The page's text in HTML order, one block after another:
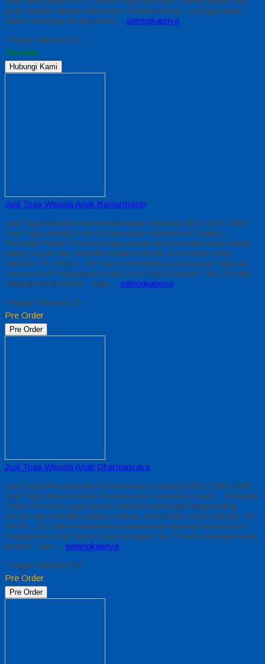
gram dauble dilapisi bahan bsy medali wisuda : menggunakan
bahan kuningan di etsa serta… selengkapnya
*Harga Hubungi CS
Tersedia
Hubungi Kami
Jual Toga Wisuda Anak Banjarmasin
Jual Toga Wisuda Anak Banjarmasin Hubungi 0812-2282-1060
Jual Toga Wisuda Anak Banjarmasin Kalimantan Selatan –
Temukan Paket Promosi toga wisuda anak komplet pada harga
paling murah dan memiliki kualitas terbaik, kami kasih untuk
sekolah TK, PAUD , SD Kami memberinya penawaran Special
semua level Pengajaran Anak Umur Dasar dengan Fitur Produk
sebagaimana berikut : Kain… selengkapnya
*Harga Hubungi CS
Pre Order
Pre Order
Jual Toga Wisuda Anak Dharmasraya
Jual Toga Wisuda Anak Dharmasraya Hubungi 0812-2282-1060
Jual Toga Wisuda Anak Dharmasraya Sumatera Barat – Temukan
Paket Promosi toga wisuda anak komplet pada harga paling
murah dan memiliki kualitas terbaik, kami kasih untuk sekolah TK,
PAUD , SD Kami memberinya penawaran Special semua level
Pengajaran Anak Umur Dasar dengan Fitur Produk sebagaimana
berikut : Kain… selengkapnya
*Harga Hubungi CS
Pre Order
Pre Order